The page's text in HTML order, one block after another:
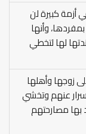
أزمة كبيرة لن
وأنها
لها لتخطي
زوجها وأهلها
عنهم وتخشي
بها مصارحتهم